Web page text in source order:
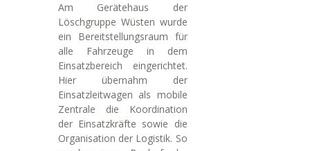
Am Gerätehaus der
Löschgruppe Wüsten wurde
ein Bereitstellungsraum für
alle Fahrzeuge in dem
Einsatzbereich eingerichtet.
Hier übernahm der
Einsatzleitwagen als mobile
Zentrale die Koordination
der Einsatzkräfte sowie die
Organisation der Logistik. So